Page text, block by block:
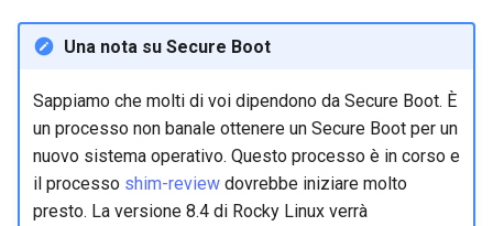
Una nota su Secure Boot
Sappiamo che molti di voi dipendono da Secure Boot. È
un processo non banale ottenere un Secure Boot per un
nuovo sistema operativo. Questo processo è in corso e
il processo shim-reviewdovrebbe iniziare molto
presto. La versione 8.4 di Rocky Linux verrà